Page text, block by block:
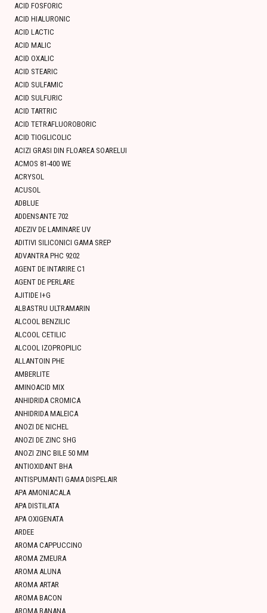
ACID FOSFORIC
ACID HIALURONIC
ACID LACTIC
ACID MALIC
ACID OXALIC
ACID STEARIC
ACID SULFAMIC
ACID SULFURIC
ACID TARTRIC
ACID TETRAFLUOROBORIC
ACID TIOGLICOLIC
ACIZI GRASI DIN FLOAREA SOARELUI
ACMOS 81-400 WE
ACRYSOL
ACUSOL
ADBLUE
ADDENSANTE 702
ADEZIV DE LAMINARE UV
ADITIVI SILICONICI GAMA SREP
ADVANTRA PHC 9202
AGENT DE INTARIRE C1
AGENT DE PERLARE
AJITIDE I+G
ALBASTRU ULTRAMARIN
ALCOOL BENZILIC
ALCOOL CETILIC
ALCOOL IZOPROPILIC
ALLANTOIN PHE
AMBERLITE
AMINOACID MIX
ANHIDRIDA CROMICA
ANHIDRIDA MALEICA
ANOZI DE NICHEL
ANOZI DE ZINC SHG
ANOZI ZINC BILE 50 MM
ANTIOXIDANT BHA
ANTISPUMANTI GAMA DISPELAIR
APA AMONIACALA
APA DISTILATA
APA OXIGENATA
ARDEE
AROMA CAPPUCCINO
AROMA ZMEURA
AROMA ALUNA
AROMA ARTAR
AROMA BACON
AROMA BANANA